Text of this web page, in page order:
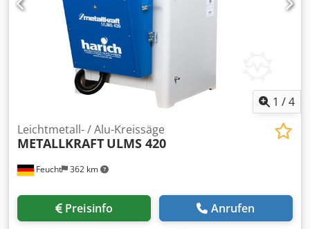
1 /4
Feucht 362 km
Leichtmetall- / Alu-Kreissäge
METALLKRAFT ULMS 420
Preisinfo Anrufen